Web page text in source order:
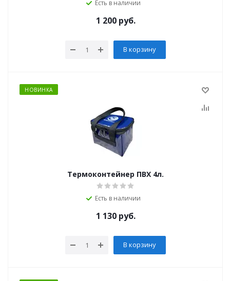
Есть в наличии
1 200руб.
В корзину
НОВИНКА
Термоконтейнер ПВХ 4л.
Есть в наличии
1 130руб.
В корзину